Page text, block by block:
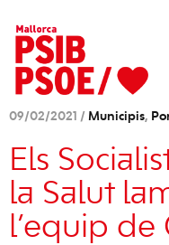
09/02/2021 / Municipis,
Els
la Salut
l’equip de